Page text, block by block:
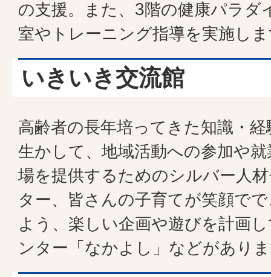
の支援。また、3階の健康パラダ
室やトレーニング指導を実施し
いきいき交流館
高齢者の長年培ってきた知識・経
生かして、地域活動への参加や
場を提供するためのシルバー人
ター、皆さんの子育てが笑顔で
よう、楽しい企画や遊びを計画
ンター「なかよし」などがあり